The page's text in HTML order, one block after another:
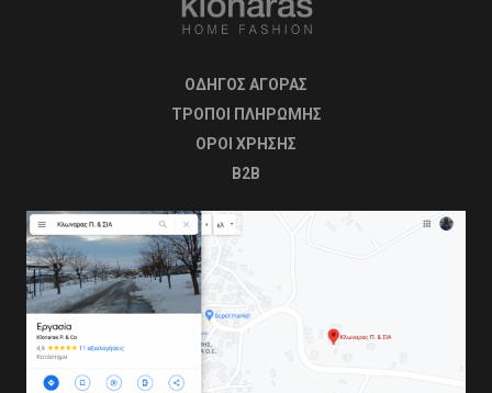
ΟΔΗΓΟΣ ΑΓΟΡΑΣ
ΤΡΟΠΟΙ ΠΛΗΡΩΜΗΣ
OΡΟΙ ΧΡΗΣΗΣ
B2B